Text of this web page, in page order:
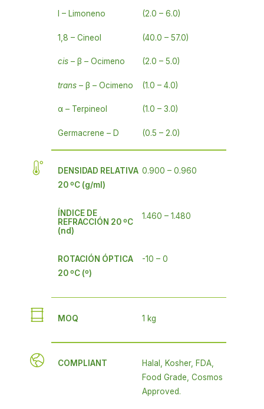
I – Limoneno (2.0 – 6.0)
1,8 – Cineol (40.0 – 57.0)
cis – β – Ocimeno (2.0 – 5.0)
trans – β – Ocimeno (1.0 – 4.0)
α – Terpineol (1.0 – 3.0)
Germacrene – D (0.5 – 2.0)
DENSIDAD RELATIVA
20 ºC (g/ml)
0.900 – 0.960
ÍNDICE DE
REFRACCIÓN 20 ºC
(nd)
1.460 – 1.480
ROTACIÓN ÓPTICA
20 ºC (º)
-10 – 0
MOQ 1 kg
COMPLIANT
Halal, Kosher, FDA,
Food Grade, Cosmos
Approved.